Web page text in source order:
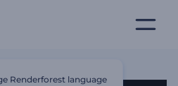
Renderforest language